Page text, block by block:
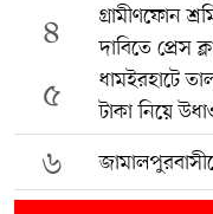
৪
গ্রামীণফোন
দাবিতে প্রেস
৫
ধামইরহাটে
টাকা নিয়ে
৬